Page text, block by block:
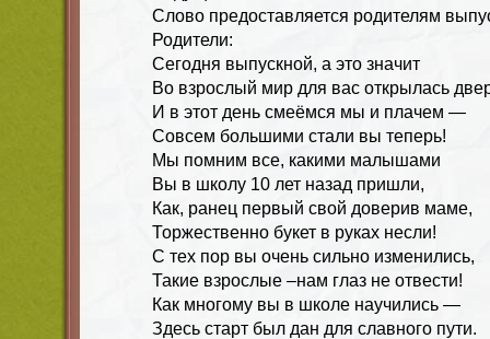
Слово предоставляется родителям
Родители:
Сегодня выпускной, а это значит
Во взрослый мир для вас открылась
И в этот день смеёмся мы и плачем —
Совсем большими стали вы теперь!
Мы помним все, какими малышами
Вы в школу 10 лет назад пришли,
Как, ранец первый свой доверив маме,
Торжественно букет в руках несли!
С тех пор вы очень сильно изменились,
Такие взрослые –нам глаз не отвести!
Как многому вы в школе научились —
Здесь старт был дан для славного пути.